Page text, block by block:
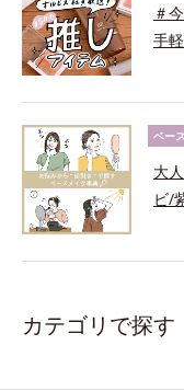
＃
手
ベー
大
ビ/
カテゴリで探す